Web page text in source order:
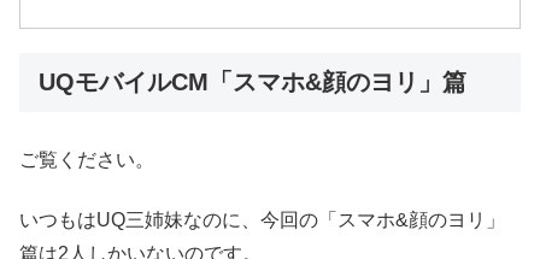
UQモバイルCM「スマホ&顔のヨリ」篇
ご覧ください。
いつもはUQ三姉妹なのに、今回の「スマホ&顔のヨリ」
篇は2人しかいないのです。